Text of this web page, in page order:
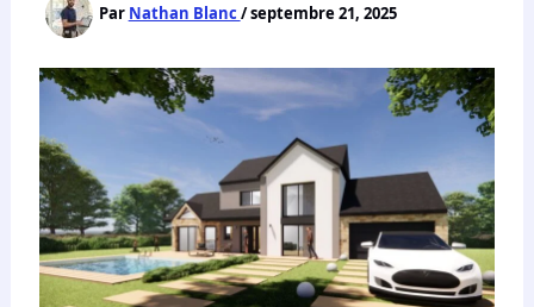
Par Nathan Blanc/septembre 21, 2025